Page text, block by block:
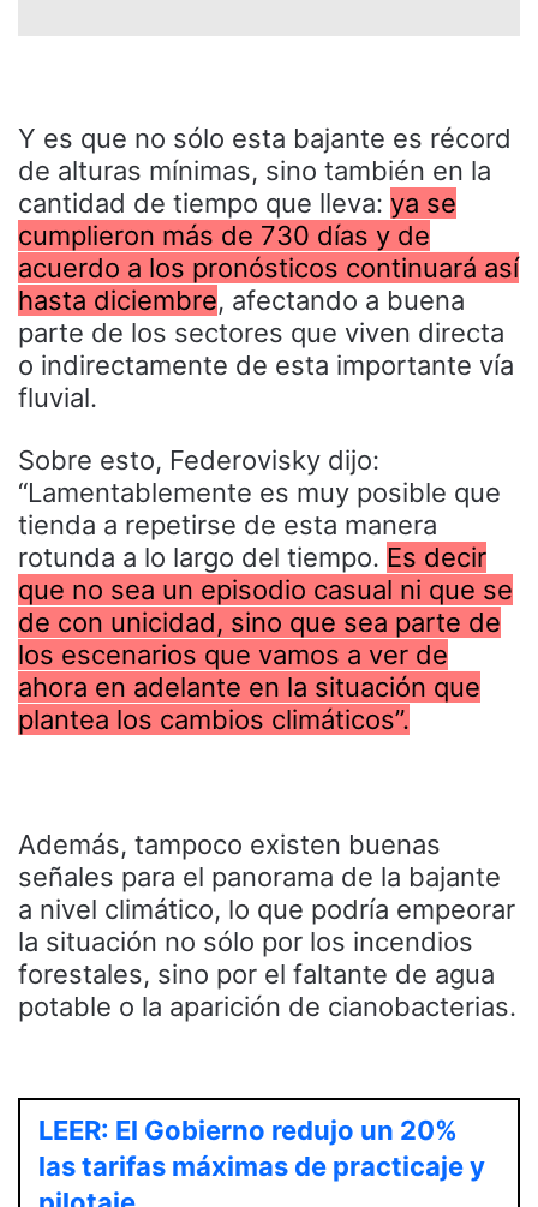
Y es que no sólo esta bajante es récord
de alturas mínimas, sino también en la
cantidad de tiempo que lleva: ya se
cumplieron más de 730 días y de
acuerdo a los pronósticos continuará así
hasta diciembre, afectando a buena
parte de los sectores que viven directa
o indirectamente de esta importante vía
fluvial.
Sobre esto, Federovisky dijo:
“Lamentablemente es muy posible que
tienda a repetirse de esta manera
rotunda a lo largo del tiempo. Es decir
que no sea un episodio casual ni que se
de con unicidad, sino que sea parte de
los escenarios que vamos a ver de
ahora en adelante en la situación que
plantea los cambios climáticos”.
Además, tampoco existen buenas
señales para el panorama de la bajante
a nivel climático, lo que podría empeorar
la situación no sólo por los incendios
forestales, sino por el faltante de agua
potable o la aparición de cianobacterias.
LEER: El Gobierno redujo un 20%
las tarifas máximas de practicaje y